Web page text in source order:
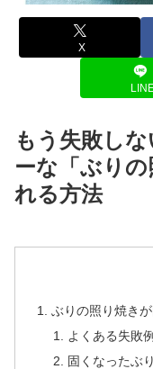
X
もう失敗し
ーな「ぶり
れる方法
ぶりの照り焼き
よくある失敗
固くなったぶ